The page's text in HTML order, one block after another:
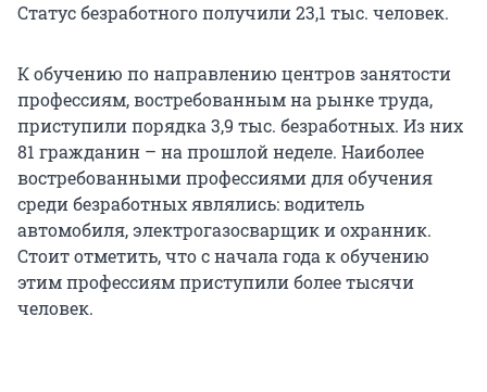
Статус безработного получили 23,1 тыс. человек.
К обучению по направлению центров занятости
профессиям, востребованным на рынке труда,
приступили порядка 3,9 тыс. безработных. Из них
81 гражданин – на прошлой неделе. Наиболее
востребованными профессиями для обучения
среди безработных являлись: водитель
автомобиля, электрогазосварщик и охранник.
Стоит отметить, что с начала года к обучению
этим профессиям приступили более тысячи
человек.